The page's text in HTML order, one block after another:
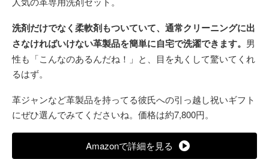
洗剤だけでなく柔軟剤もついていて、通常クリーニングに出
さなければいけない革製品を簡単に自宅で洗濯できます。 男
性も「こんなのあるんだね！」と、目を丸くして驚いてくれ
るはず。
革ジャンなど革製品を持ってる彼氏への引っ越し祝いギフト
にぜひ選んでみてくださいね。価格は約7,800円。
Amazonで詳細を見る